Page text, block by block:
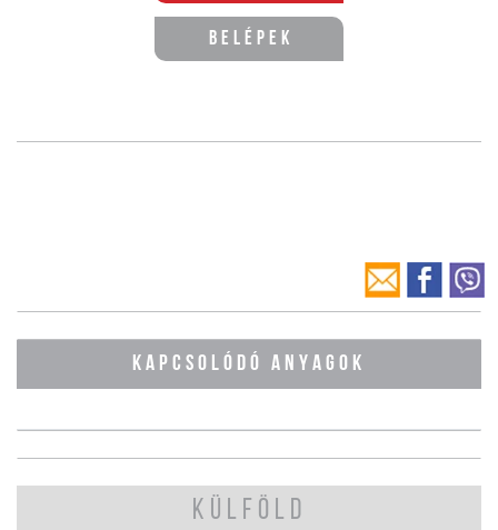
Belépek
KAPCSOLÓDÓ ANYAGOK
KÜLFÖLD